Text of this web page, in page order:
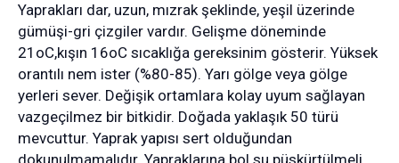
Yaprakları dar, uzun, mızrak şeklinde, yeşil üzerinde
gümüşi-gri çizgiler vardır. Gelişme döneminde
21oC,kışın 16oC sıcaklığa gereksinim gösterir. Yüksek
orantılı nem ister (%80-85). Yarı gölge veya gölge
yerleri sever. Değişik ortamlara kolay uyum sağlayan
vazgeçilmez bir bitkidir. Doğada yaklaşık 50 türü
mevcuttur. Yaprak yapısı sert olduğundan
dokunulmamalıdır. Yapraklarına bol su püskürtülmeli